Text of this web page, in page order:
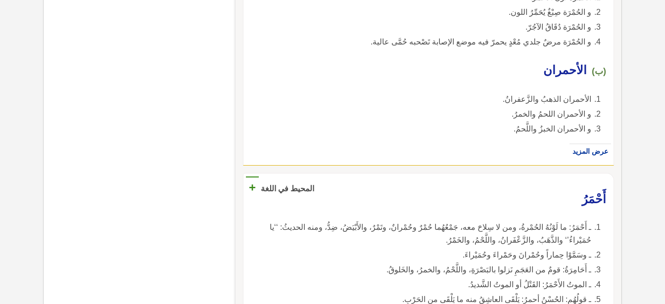
و الحُمْرَة صِبْغٌ يُحَمِّرُ اللون.
و الحُمْرَة دُقَاقُ الآجُرّ.
و الحُمْرَة مرضٌ جلدي مُعْدٍ يحمرّ فيه موضع الإصابة تَصْحبه حُمَّى عالية.
(ب) الأحمران
الأحمران الذهبُ والزَّعفرانُ.
و الأحمران اللحمُ والخمرُ.
و الأحمران الخبزُ واللَّحمُ.
عرض المزيد
المحيط في اللغة
+
أَحْمَرُ
ـ أَحْمَرُ: ما لَوْنُهُ الحُمْرةُ، ومن لا سِلاحَ معه، جَمْعُهُما حُمْرٌ وحُمْرانٌ، وتَمْرٌ، والأَبْيَضُ، ضِدُّ، ومنه الحديثُ: ‘‘يا
حُمَيْراءُ’‘ والذَّهَبُ، والزَّعْفَرانُ، واللَّحْمُ، والخَمْرُ.
ـ وسَمَّوْا حِماراً وحُمْرانَ وحَمْراءَ وحُمَيْراءَ.
ـ أَحَامِرَةُ: قومٌ من العَجَمِ نَزلوا بالبَصْرَةِ، واللَّحْمُ، والخمرُ، والخَلوقُ.
ـ الموتُ الأَحْمَرُ: القَتْلُ أو الموتُ الشَّديدُ.
ـ قولُهُم: الحُسْنُ أحمرُ: يَلْقَى العاشِقُ منه ما يَلْقَى من الحَرْبِ.